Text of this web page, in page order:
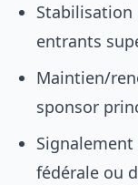
Stabilisation
entrants
Maintien/
sponsor
fédérale ou